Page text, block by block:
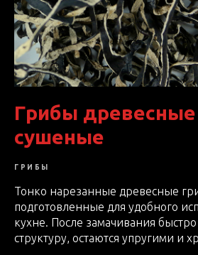
Грибы
сушеные
ГРИБЫ
Тонко нарезанные древесные
подготовленные для удобного
кухне. После замачивания
структуру, остаются упругими и